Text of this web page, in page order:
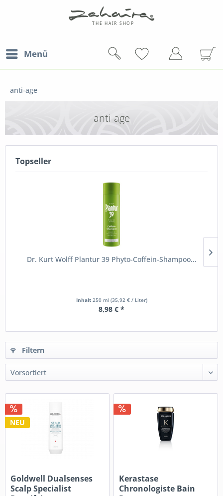
Menü
anti-age
anti-age
Topseller
Dr. Kurt Wolff Plantur 39 Phyto-Coffein-Shampoo...
Inhalt 250 ml (35,92 € / Liter)
8,98 € *
Filtern
NEU
Goldwell Dualsenses
Scalp Specialist
Kerastase
Chronologiste Bain